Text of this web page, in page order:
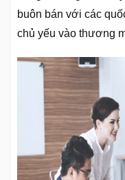
buôn bán với các
chủ yếu vào thương